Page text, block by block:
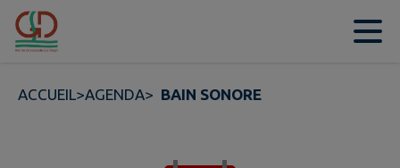
Contenu
ACCUEIL>AGENDA> BAIN SONORE